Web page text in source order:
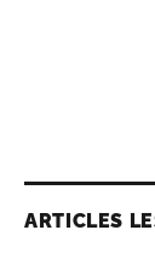
ARTICLES